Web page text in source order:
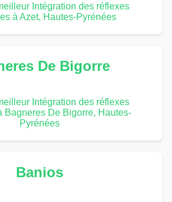
Intégration des réflexes
à Azet, Hautes-Pyrénées
De Bigorre
Intégration des réflexes
Bagneres De Bigorre, Hautes-
Pyrénées
Banios